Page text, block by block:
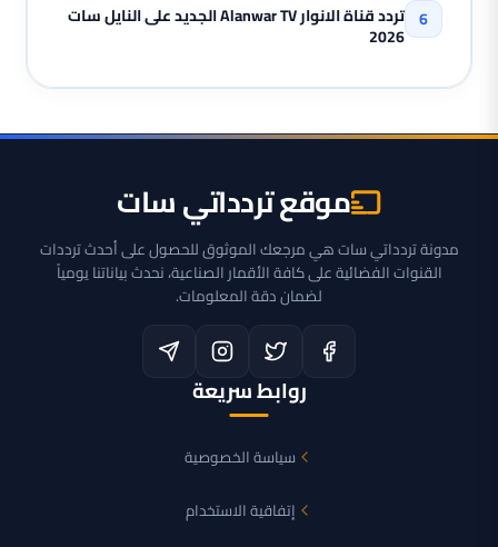
تردد قناة الانوار Alanwar TV الجديد على النايل سات
2026
موقع تردداتي سات
مدونة تردداتي سات هي مرجعك الموثوق للحصول على أحدث ترددات
القنوات الفضائية على كافة الأقمار الصناعية، نحدث بياناتنا يومياً
لضمان دقة المعلومات.
روابط سريعة
سياسة الخصوصية
إتفاقية الاستخدام